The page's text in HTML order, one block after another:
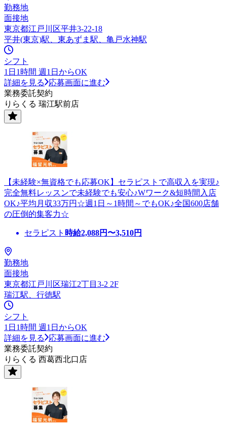
勤務地
面接地
東京都江戸川区平井3-22-18
平井(東京)駅、東あずま駅、亀戸水神駅
シフト
1日1時間 週1日からOK
詳細を見る
応募画面に進む
業務委託契約
りらくる 瑞江駅前店
【未経験×無資格でも応募OK】セラピストで高収入を実現♪
完全無料レッスンで未経験でも安心♪Wワーク&短時間入店
OK♪平均月収33万円☆週1日～1時間～でもOK♪全国600店舗
の圧倒的集客力☆
セラピスト 時給2,088円〜3,510円
勤務地
面接地
東京都江戸川区瑞江2丁目3-2 2F
瑞江駅、行徳駅
シフト
1日1時間 週1日からOK
詳細を見る
応募画面に進む
業務委託契約
りらくる 西葛西北口店